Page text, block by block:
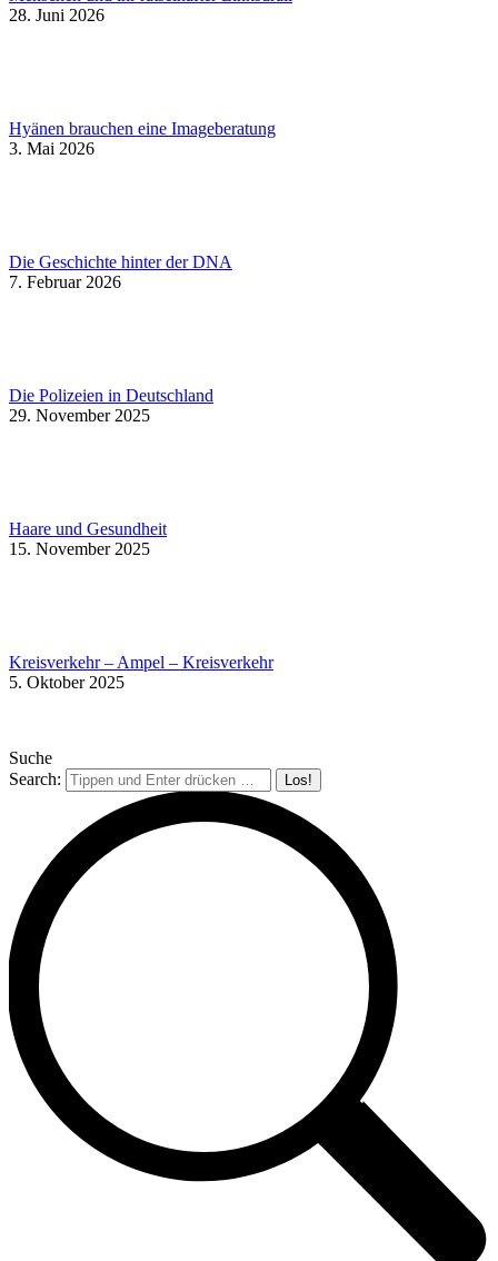
28. Juni 2026
Hyänen brauchen eine Imageberatung
3. Mai 2026
Die Geschichte hinter der DNA
7. Februar 2026
Die Polizeien in Deutschland
29. November 2025
Haare und Gesundheit
15. November 2025
Kreisverkehr – Ampel – Kreisverkehr
5. Oktober 2025
Suche
Search: